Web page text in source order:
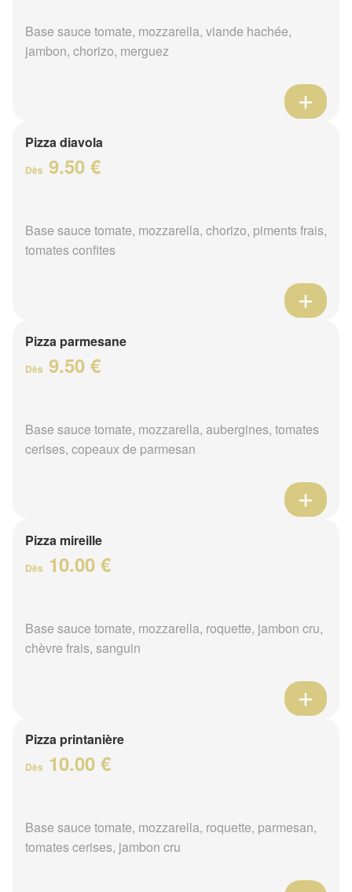
Base sauce tomate, mozzarella, viande hachée,
jambon, chorizo, merguez
Pizza diavola
Dès 9.50 €
Base sauce tomate, mozzarella, chorizo, piments frais,
tomates confites
Pizza parmesane
Dès 9.50 €
Base sauce tomate, mozzarella, aubergines, tomates
cerises, copeaux de parmesan
Pizza mireille
Dès 10.00 €
Base sauce tomate, mozzarella, roquette, jambon cru,
chèvre frais, sanguin
Pizza printanière
Dès 10.00 €
Base sauce tomate, mozzarella, roquette, parmesan,
tomates cerises, jambon cru